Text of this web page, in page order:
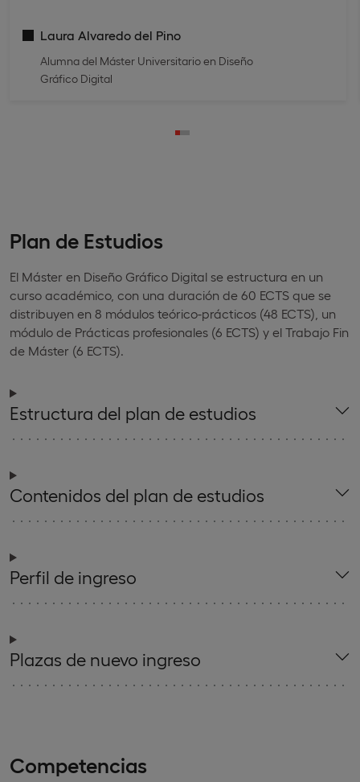
Laura Alvaredo del Pino
Alumna del Máster Universitario en Diseño
Gráfico Digital
Plan de Estudios
El Máster en Diseño Gráfico Digital se estructura en un
curso académico, con una duración de 60 ECTS que se
distribuyen en 8 módulos teórico-prácticos (48 ECTS), un
módulo de Prácticas profesionales (6 ECTS) y el Trabajo Fin
de Máster (6 ECTS).
Estructura del plan de estudios
Contenidos del plan de estudios
Perfil de ingreso
Plazas de nuevo ingreso
Competencias